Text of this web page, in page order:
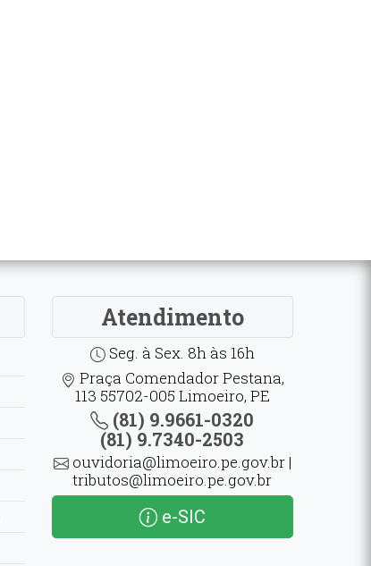
Atendimento
Seg. à Sex. 8h às 16h
Praça Comendador Pestana,
113 55702-005 Limoeiro, PE
(81) 9.9661-0320
(81) 9.7340-2503
ouvidoria@limoeiro.pe.gov.br |
tributos@limoeiro.pe.gov.br
e-SIC